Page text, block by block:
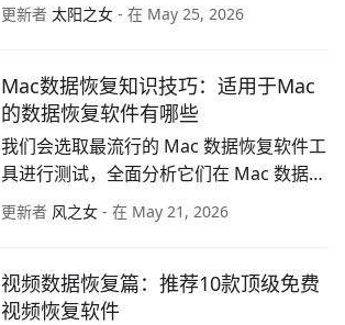
更新者 太阳之女 - 在 May 25, 2026
Mac数据恢复知识技巧：适用于Mac
的数据恢复软件有哪些
我们会选取最流行的 Mac 数据恢复软件工
具进行测试，全面分析它们在 Mac 数据恢
复过程中的主要功能、性能表现以及与
更新者 风之女 - 在 May 21, 2026
视频数据恢复篇：推荐10款顶级免费
视频恢复软件